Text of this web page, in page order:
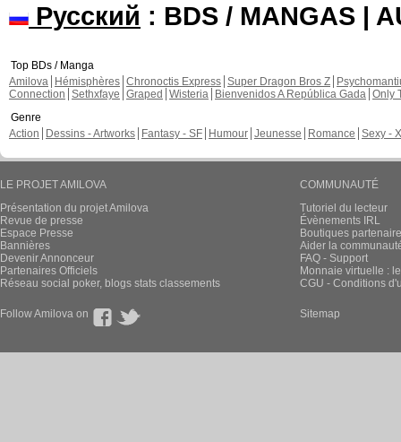
Русский : BDS / MANGAS |
Top BDs / Manga
Amilova
Hémisphères Chronoctis Express Super Dragon Bros Z
Connection Sethxfaye Graped Wisteria Bienvenidos A República Gada Only
Genre
Action
Dessins - Artworks Fantasy - SF Humour Jeunesse Romance Sexy -
LE PROJET AMILOVA
Présentation du projet Amilova
Revue de presse
Espace Presse
Bannières
Devenir Annonceur
Partenaires Officiels
Réseau social poker, blogs stats classements
COMMUNAUTÉ
Tutoriel du lecteur
Évènements IRL
Boutiques
Aider la
FAQ - Support
Monnaie virtuelle :
CGU - Conditions
Follow Amilova on Sitemap